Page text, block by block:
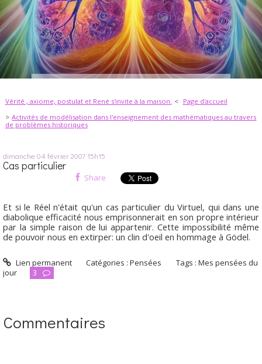
Vérité , axiome, postulat et René s'invite à la maison.
Page d'accueil
Activités de modélisation dans l'enseignement des mathématiques au travers
de problèmes historiques
dimanche 04 février 200715h15
Cas particulier
Share
Et si le Réel n'était qu'un cas particulier du Virtuel, qui dans une
diabolique efficacité nous emprisonnerait en son propre intérieur
par la simple raison de lui appartenir. Cette impossibilité même
de pouvoir nous en extirper: un clin d'oeil en hommage à Gödel.
Lien permanent Catégories :Pensées Tags :Mes pensées du
jour
3
Commentaires